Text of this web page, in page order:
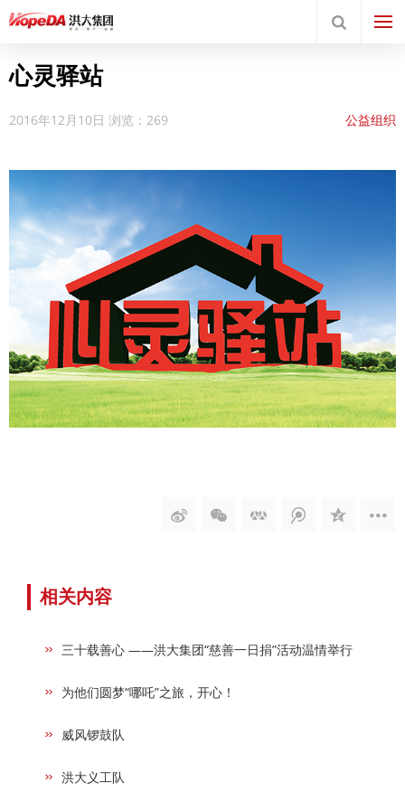
心灵驿站
2016年12月10日 浏览：269 公益组织
相关内容
三十载善心 ——洪大集团“慈善一日捐”活动温情举行
为他们圆梦“哪吒”之旅，开心！
威风锣鼓队
洪大义工队